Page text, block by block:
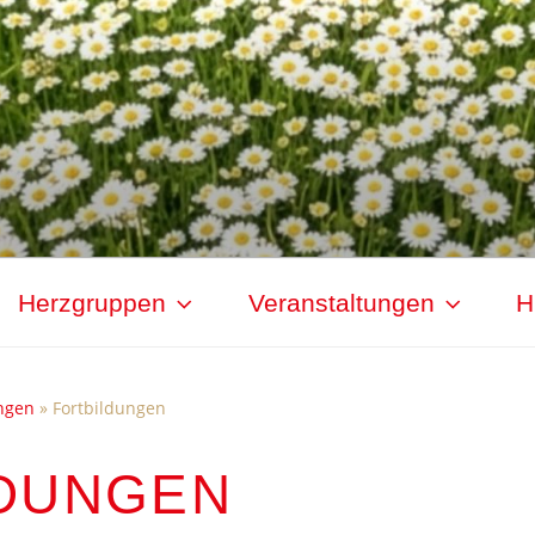
Herzgruppen Veranstaltungen
» Fortbildungen